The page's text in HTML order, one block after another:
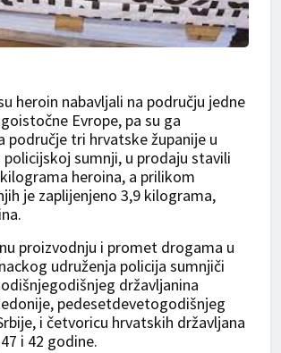
heroin nabavljali na području jedne
Evrope, pa su ga
područje tri hrvatske županije u
policijskoj sumnji, u prodaju stavili
heroina, a prilikom
je zaplijenjeno 3,9 kilograma,
proizvodnju i promet drogama u
udruženja policija sumnjiči
državljanina
pedesetdevetogodišnjeg
i četvoricu hrvatskih državljana
i 42 godine.